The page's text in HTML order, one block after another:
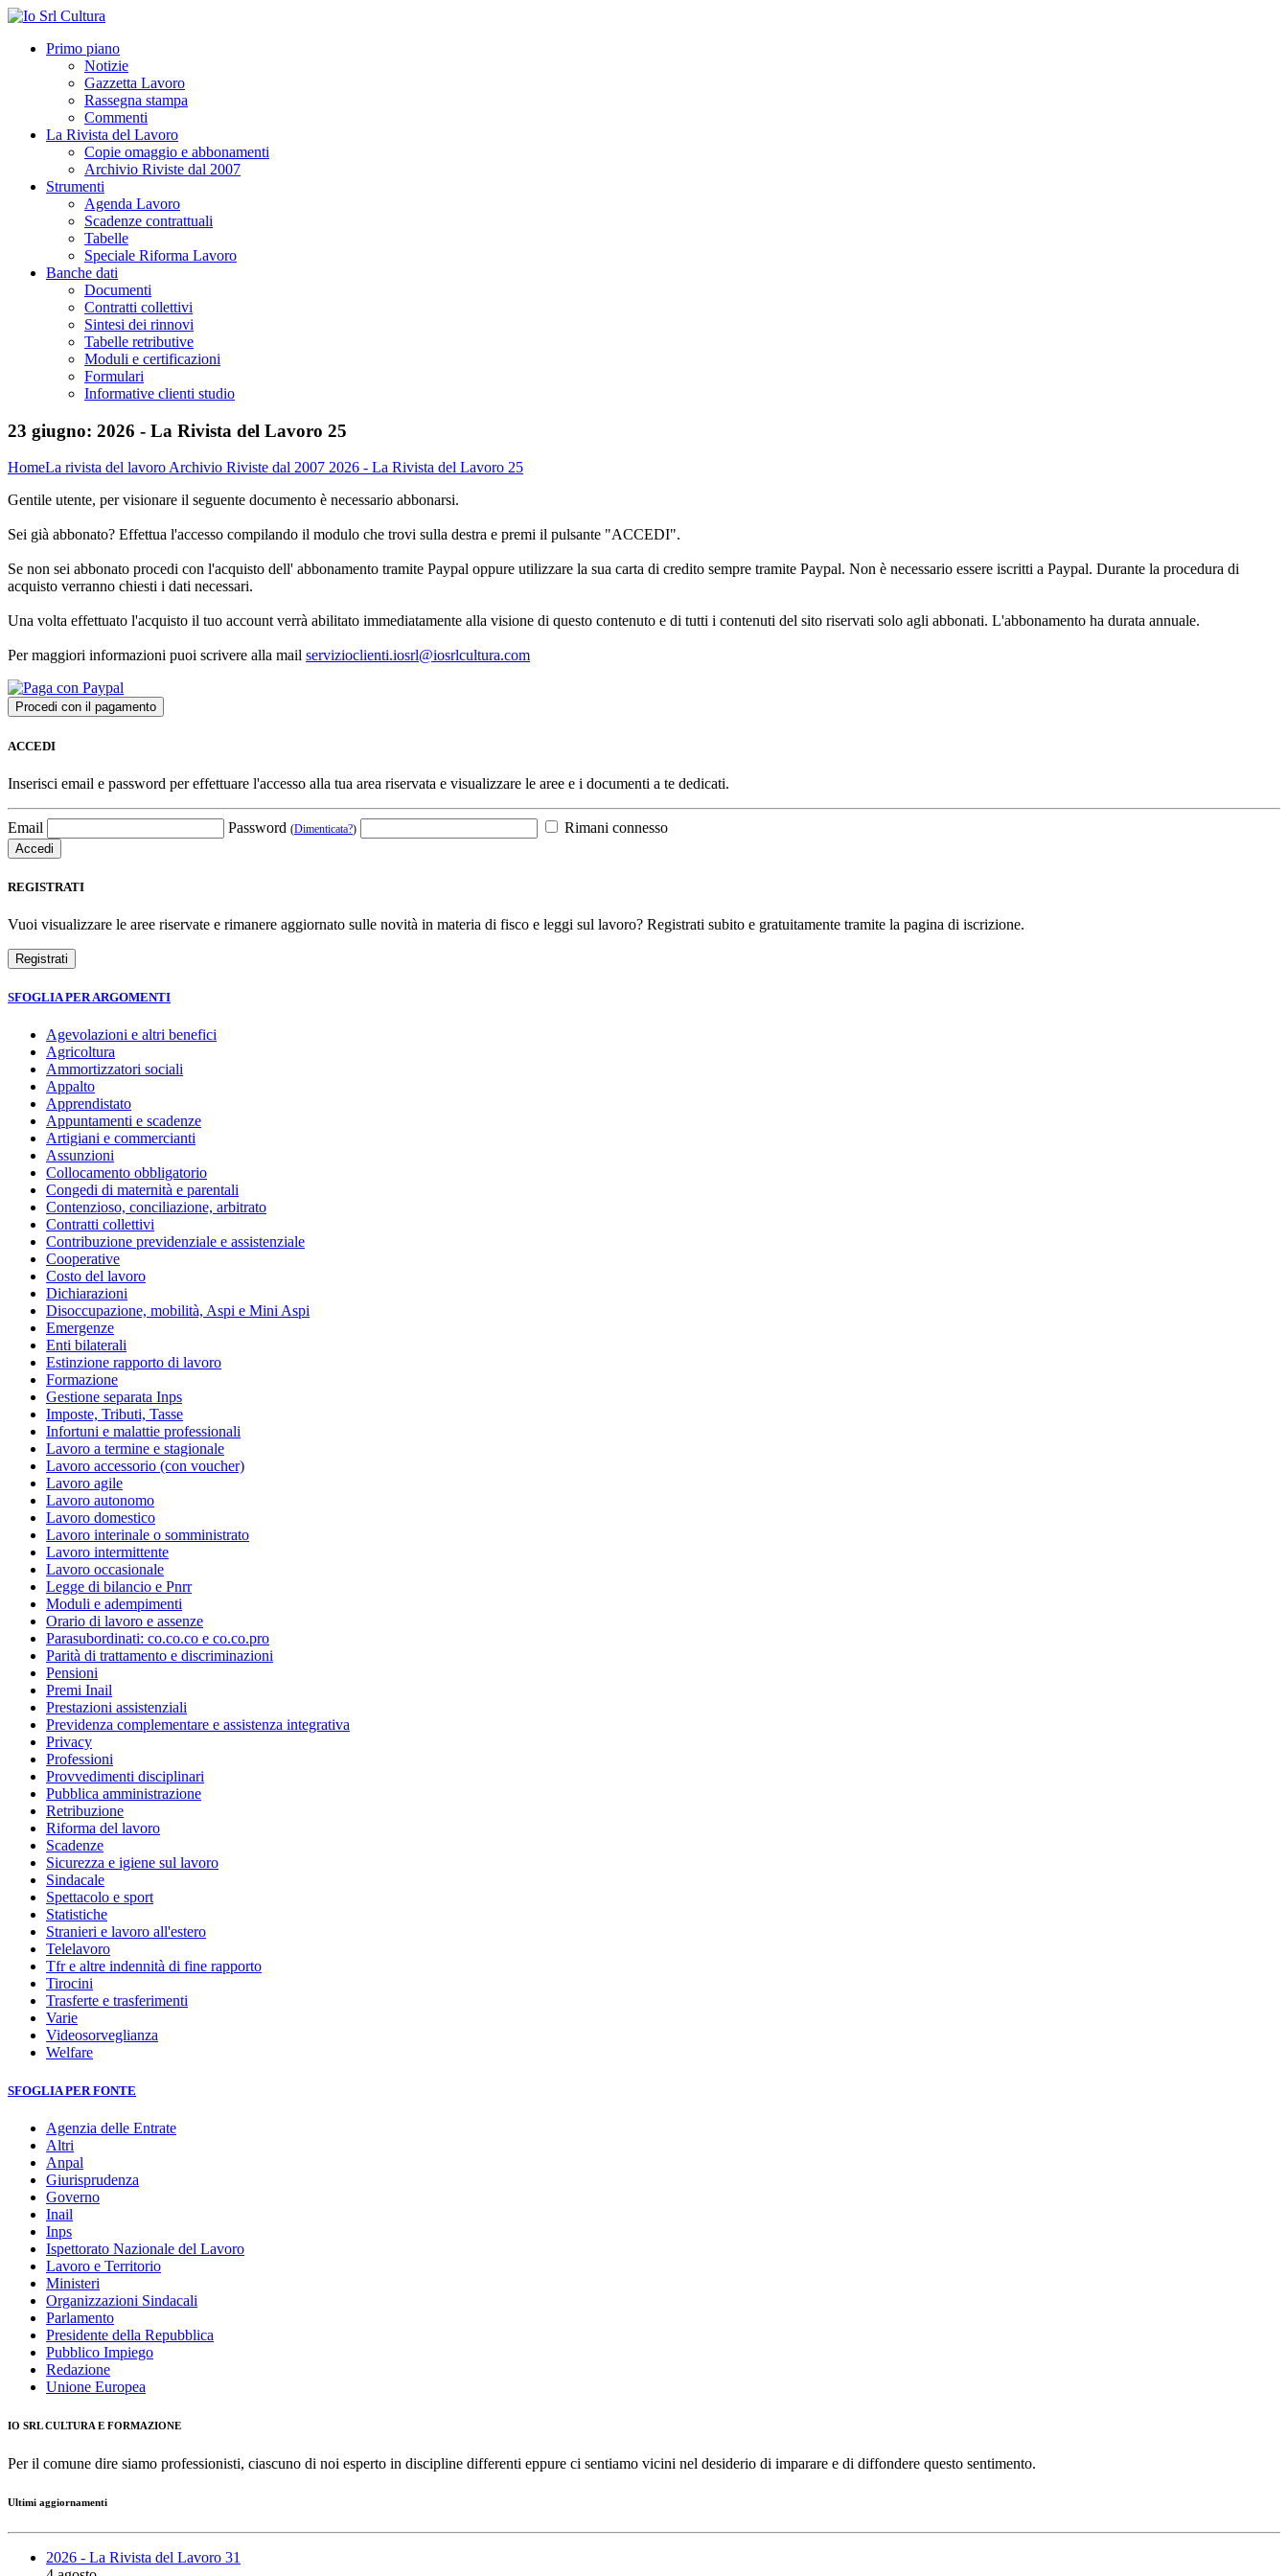
Primo piano
Notizie
Gazzetta Lavoro
Rassegna stampa
Commenti
La Rivista del Lavoro
Copie omaggio e abbonamenti
Archivio Riviste dal 2007
Strumenti
Agenda Lavoro
Scadenze contrattuali
Tabelle
Speciale Riforma Lavoro
Banche dati
Documenti
Contratti collettivi
Sintesi dei rinnovi
Tabelle retributive
Moduli e certificazioni
Formulari
Informative clienti studio
23 giugno: 2026 - La Rivista del Lavoro 25
HomeLa rivista del lavoroArchivio Riviste dal 2007 2026 - La Rivista del Lavoro 25
Gentile utente, per visionare il seguente documento è necessario abbonarsi.
Sei già abbonato? Effettua l'accesso compilando il modulo che trovi sulla destra e premi il pulsante "ACCEDI".
Se non sei abbonato procedi con l'acquisto dell' abbonamento tramite Paypal oppure utilizzare la sua carta di credito sempre tramite Paypal. Non è necessario essere iscritti a Paypal. Durante la procedura di
acquisto verranno chiesti i dati necessari.
Una volta effettuato l'acquisto il tuo account verrà abilitato immediatamente alla visione di questo contenuto e di tutti i contenuti del sito riservati solo agli abbonati. L'abbonamento ha durata annuale.
Per maggiori informazioni puoi scrivere alla mail servizioclienti.iosrl@iosrlcultura.com
ACCEDI
Inserisci email e password per effettuare l'accesso alla tua area riservata e visualizzare le aree e i documenti a te dedicati.
Email Password (Dimenticata?) Rimani connesso
REGISTRATI
Vuoi visualizzare le aree riservate e rimanere aggiornato sulle novità in materia di fisco e leggi sul lavoro? Registrati subito e gratuitamente tramite la pagina di iscrizione.
SFOGLIA PER ARGOMENTI
Agevolazioni e altri benefici
Agricoltura
Ammortizzatori sociali
Appalto
Apprendistato
Appuntamenti e scadenze
Artigiani e commercianti
Assunzioni
Collocamento obbligatorio
Congedi di maternità e parentali
Contenzioso, conciliazione, arbitrato
Contratti collettivi
Contribuzione previdenziale e assistenziale
Cooperative
Costo del lavoro
Dichiarazioni
Disoccupazione, mobilità, Aspi e Mini Aspi
Emergenze
Enti bilaterali
Estinzione rapporto di lavoro
Formazione
Gestione separata Inps
Imposte, Tributi, Tasse
Infortuni e malattie professionali
Lavoro a termine e stagionale
Lavoro accessorio (con voucher)
Lavoro agile
Lavoro autonomo
Lavoro domestico
Lavoro interinale o somministrato
Lavoro intermittente
Lavoro occasionale
Legge di bilancio e Pnrr
Moduli e adempimenti
Orario di lavoro e assenze
Parasubordinati: co.co.co e co.co.pro
Parità di trattamento e discriminazioni
Pensioni
Premi Inail
Prestazioni assistenziali
Previdenza complementare e assistenza integrativa
Privacy
Professioni
Provvedimenti disciplinari
Pubblica amministrazione
Retribuzione
Riforma del lavoro
Scadenze
Sicurezza e igiene sul lavoro
Sindacale
Spettacolo e sport
Statistiche
Stranieri e lavoro all'estero
Telelavoro
Tfr e altre indennità di fine rapporto
Tirocini
Trasferte e trasferimenti
Varie
Videosorveglianza
Welfare
SFOGLIA PER FONTE
Agenzia delle Entrate
Altri
Anpal
Giurisprudenza
Governo
Inail
Inps
Ispettorato Nazionale del Lavoro
Lavoro e Territorio
Ministeri
Organizzazioni Sindacali
Parlamento
Presidente della Repubblica
Pubblico Impiego
Redazione
Unione Europea
IO SRL CULTURA E FORMAZIONE
Per il comune dire siamo professionisti, ciascuno di noi esperto in discipline differenti eppure ci sentiamo vicini nel desiderio di imparare e di diffondere questo sentimento.
Ultimi aggiornamenti
2026 - La Rivista del Lavoro 31